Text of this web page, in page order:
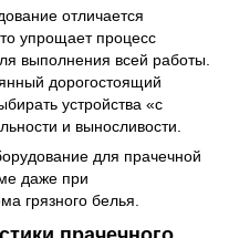
отличается
упрощает процесс
выполнения всей работы.
дорогостоящий
устройства «с
и выносливости.
для прачечной
даже при
грязного белья.